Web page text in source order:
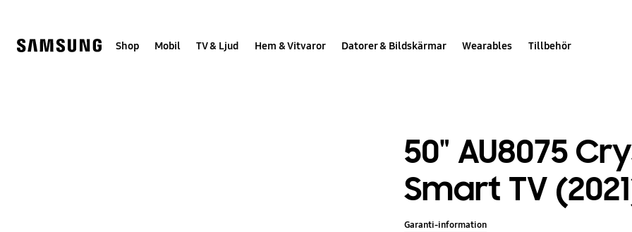
help
Shop Mobil TV & Ljud Hem & Vitvaror Datorer & Bildskärmar Wearables Tillbehör
50" AU8075
Smart TV
Garanti-information